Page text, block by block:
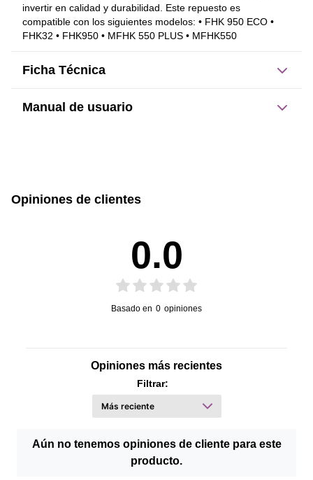
invertir en calidad y durabilidad. Este repuesto es
compatible con los siguientes modelos: • FHK 950 ECO •
FHK32 • FHK950 • MFHK 550 PLUS • MFHK550
Ficha Técnica
Manual de usuario
Opiniones de clientes
0.0
Basado en 0 opiniones
Opiniones más recientes
Filtrar:
Aún no tenemos opiniones de cliente para este
producto.